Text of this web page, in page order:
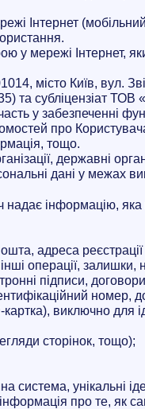
Інтернет
у мережі Інтернет,
місто Київ, вул.
та субліцензіат
у забезпеченні
про
тощо.
державні
дані у межах
інформацію,
адреса
операції,
підписи,
виключно для
сторінок, тощо);
система, унікальні
про те, як